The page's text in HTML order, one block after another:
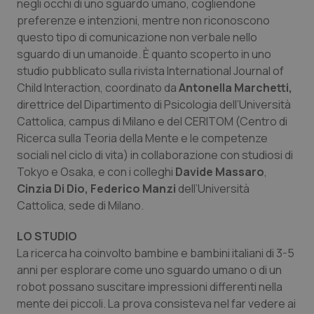
Calabria
Campania
Emilia-Romagna
Friuli Venezia Giulia
Lazio
Liguria
Lombardia
Marche
Molise
Asma & BPCO
Car-T
Colesterolo & coronaropatie
Dermatite Atopica
Diabete & glucometri
Disturbi dell’umore
Dolore
Donna & Salute
Epatiti
negli occhi di uno sguardo umano, cogliendone
preferenze e intenzioni, mentre non riconoscono
questo tipo di comunicazione non verbale nello
sguardo di un umanoide. È quanto scoperto in uno
studio pubblicato sulla rivista InternationalJournal of
Child Interaction, coordinato daAntonella Marchetti,
direttrice del Dipartimento di Psicologia dell’Università
Cattolica, campus di Milano e del CERITOM (Centro di
Ricerca sulla Teoria della Mente e le competenze
sociali nel ciclo di vita) in collaborazione con studiosi di
Tokyo e Osaka, e con i colleghi Davide Massaro,
Cinzia Di Dio, Federico Manzi dell’Università
Cattolica, sede di Milano.
LO STUDIO
La ricerca ha coinvolto bambine e bambini italiani di 3-5
anni per esplorare come uno sguardo umano o di un
robot possano suscitare impressioni differenti nella
mente dei piccoli. La prova consisteva nel far vedere ai